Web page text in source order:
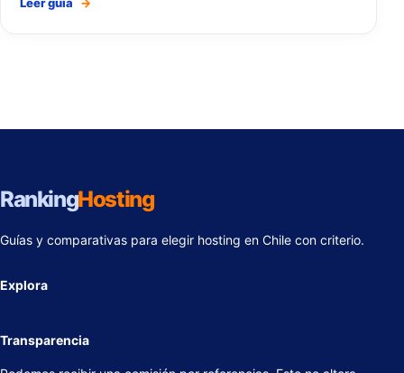
RankingHosting
Guías y comparativas para elegir hosting en Chile con criterio.
Explora
Transparencia